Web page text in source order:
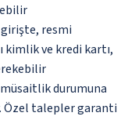
resmi
ve kredi kartı,
durumuna
Özel talepler garanti